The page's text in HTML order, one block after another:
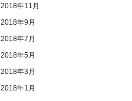
2018年11月
2018年9月
2018年7月
2018年5月
2018年3月
2018年1月